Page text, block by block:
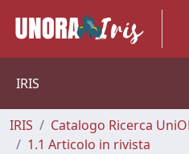
IRIS
IRIS Catalogo Ricerca
1.1 Articolo in rivista